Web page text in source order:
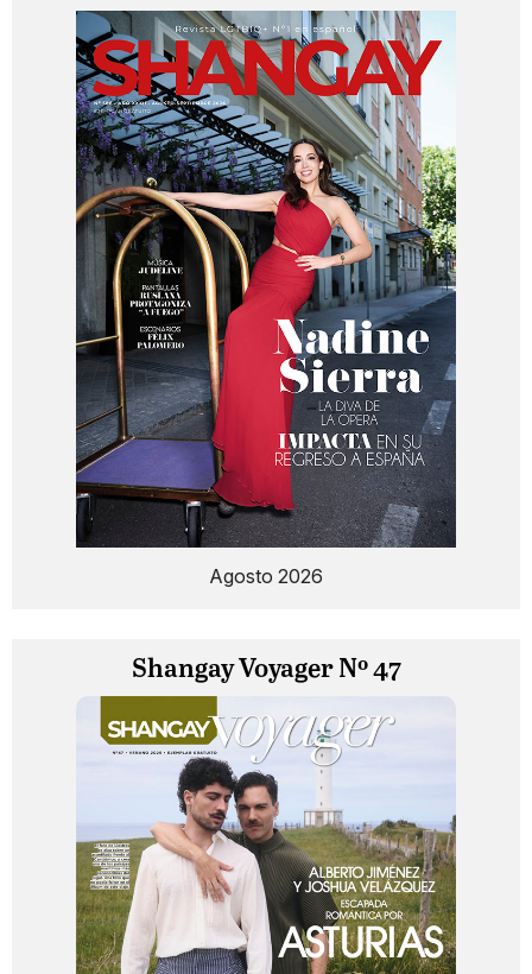
Agosto 2026
Shangay Voyager Nº 47